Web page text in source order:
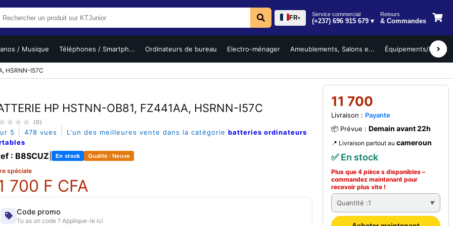
FR▾
Service commercial
(+237) 696 915 679 ▾
Retours
& Commandes
/ Musique Téléphones / Smartph... Ordinateurs de bureau Electro-ménager Ameublements, Salons e... Équipements/
HSRNN-I57C
HP HSTNN-OB81, FZ441AA, HSRNN-I57C
(0)
5 478 vues L'un des meilleures vente dans la catégorie batteries ordinateurs
: B8SCUZ En stock Qualité : Neuve
spéciale
700 F CFA
Code promo
Tu as un code ? Applique-le ici
11 700
Livraison : Payante
📦 Prévue : Demain avant 22h
📍 Livraison partout au cameroun
✅ En stock
Plus que 4 pièce s disponibles –
commandez maintenant pour
recevoir plus vite !
Quantité :1